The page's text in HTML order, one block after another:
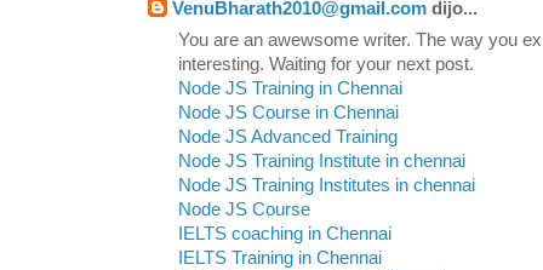
VenuBharath2010@gmail.com dijo...
You are an awewsome writer. The way you
interesting. Waiting for your next post.
Node JS Training in Chennai
Node JS Course in Chennai
Node JS Advanced Training
Node JS Training Institute in chennai
Node JS Training Institutes in chennai
Node JS Course
IELTS coaching in Chennai
IELTS Training in Chennai